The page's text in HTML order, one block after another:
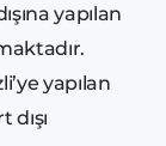
yapılan
yapılan
dışı